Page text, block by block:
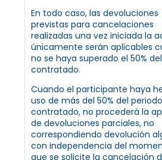
En todo caso, las devoluciones
previstas para cancelaciones
realizadas una vez iniciada la
únicamente serán aplicables
no se haya superado el 50%
contratado.
Cuando el participante haya
uso de más del 50% del periodo
contratado, no procederá la
de devoluciones parciales, no
correspondiendo devolución
con independencia del
que se solicite la cancelación